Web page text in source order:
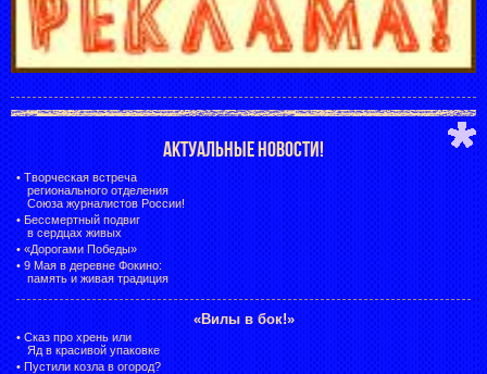
АКТУАЛЬНЫЕ НОВОСТИ!
• Творческая встреча
регионального отделения
Союза журналистов России!
• Бессмертный подвиг
в сердцах живых
• «Дорогами Победы»
• 9 Мая в деревне Фокино:
память и живая традиция
«Вилы в бок!»
• Сказ про хрень или
Яд в красивой упаковке
• Пустили козла в огород?